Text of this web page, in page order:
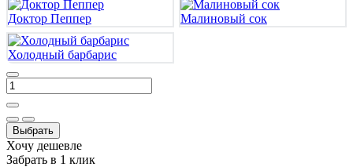
Доктор Пеппер Малиновый сок
Холодный барбарис
Выбрать
Хочу дешевле
Забрать в 1 клик